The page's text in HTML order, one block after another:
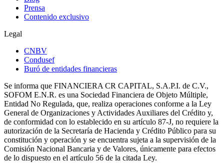
Prensa
Contenido exclusivo
Legal
CNBV
Condusef
Buró de entidades financieras
Se informa que FINANCIERA CR CAPITAL, S.A.P.I. de C.V.,
SOFOM E.N.R. es una Sociedad Financiera de Objeto Múltiple,
Entidad No Regulada, que, realiza operaciones conforme a la Ley
General de Organizaciones y Actividades Auxiliares del Crédito y,
de conformidad con lo establecido en su artículo 87-J, no requiere la
autorización de la Secretaría de Hacienda y Crédito Público para su
constitución y operación y se encuentra sujeta a la supervisión de la
Comisión Nacional Bancaria y de Valores, únicamente para efectos
de lo dispuesto en el artículo 56 de la citada Ley.